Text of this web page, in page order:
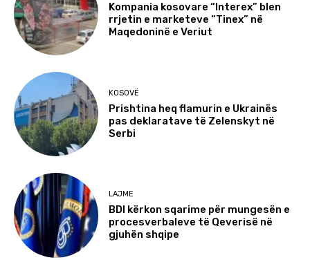
Kompania kosovare “Interex” blen
rrjetin e marketeve “Tinex” në
Maqedoninë e Veriut
KOSOVË
Prishtina heq flamurin e Ukrainës
pas deklaratave të Zelenskyt në
Serbi
LAJME
BDI kërkon sqarime për mungesën e
procesverbaleve të Qeverisë në
gjuhën shqipe